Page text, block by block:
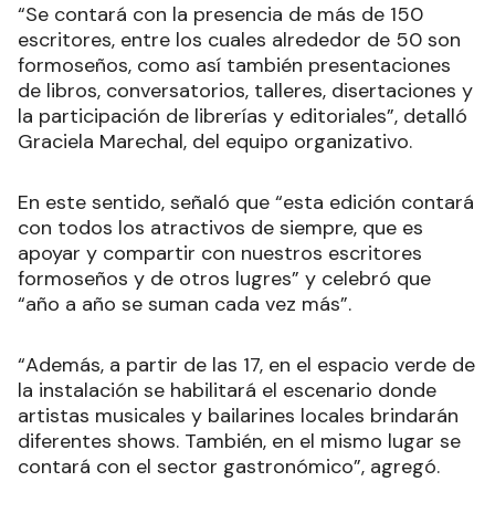
“Se contará con la presencia de más de 150
escritores, entre los cuales alrededor de 50 son
formoseños, como así también presentaciones
de libros, conversatorios, talleres, disertaciones y
la participación de librerías y editoriales”, detalló
Graciela Marechal, del equipo organizativo.
En este sentido, señaló que “esta edición contará
con todos los atractivos de siempre, que es
apoyar y compartir con nuestros escritores
formoseños y de otros lugres” y celebró que
“año a año se suman cada vez más”.
“Además, a partir de las 17, en el espacio verde de
la instalación se habilitará el escenario donde
artistas musicales y bailarines locales brindarán
diferentes shows. También, en el mismo lugar se
contará con el sector gastronómico”, agregó.